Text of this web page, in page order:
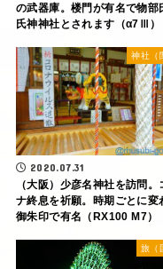
の武器庫。楼門が有名で物部
氏神神社とされます（α7Ⅲ）
神社（
2020.07.31
（大阪）少彦名神社を訪問。
ナ終息を祈願。時期ごとに変
御朱印で有名（RX100 M7）
旅（